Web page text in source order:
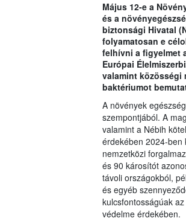
Május 12-e a
és a
biztonsági Hivatal
folyamatosan e
felhívni a figyelmet
Európai
valamint közösségi
baktériumot
A növények
szempontjából. A
valamint a Nébih
érdekében 2024-ben
nemzetközi
és 90 károsítót
távoli országokból,
és egyéb
kulcsfontosságúak
védelme érdekében.